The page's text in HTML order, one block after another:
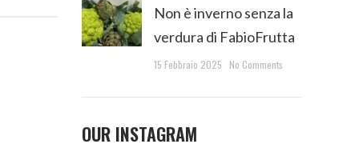
Non è inverno senza la
verdura di FabioFrutta
15 Febbraio 2025 No Comments
OUR INSTAGRAM